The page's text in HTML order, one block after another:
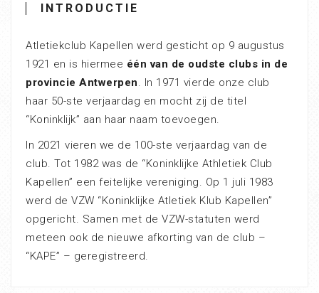
INTRODUCTIE
Atletiekclub Kapellen werd gesticht op 9 augustus
1921 en is hiermee één van de oudste clubs in de
provincie Antwerpen. In 1971 vierde onze club
haar 50-ste verjaardag en mocht zij de titel
“Koninklijk” aan haar naam toevoegen.
In 2021 vieren we de 100-ste verjaardag van de
club. Tot 1982 was de “Koninklijke Athletiek Club
Kapellen” een feitelijke vereniging. Op 1 juli 1983
werd de VZW “Koninklijke Atletiek Klub Kapellen”
opgericht. Samen met de VZW-statuten werd
meteen ook de nieuwe afkorting van de club –
“KAPE” – geregistreerd.